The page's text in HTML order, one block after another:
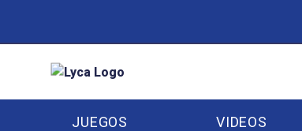
JUEGOS VIDEOS